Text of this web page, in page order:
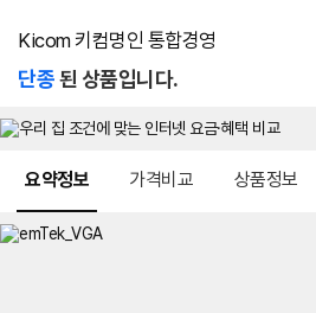
Kicom 키컴명인 통합경영
단종된 상품입니다.
요약정보 가격비교 상품정보